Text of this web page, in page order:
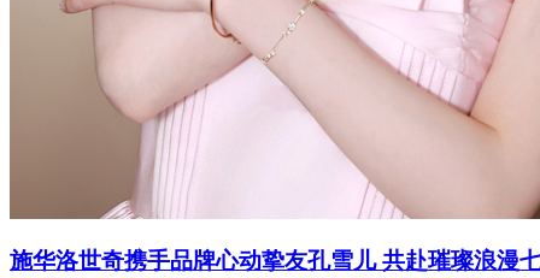
施华洛世奇携手品牌心动挚友孔雪儿 共赴璀璨浪漫